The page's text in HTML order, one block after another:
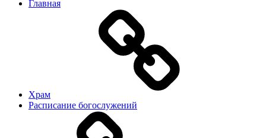
Главная
Храм
Расписание богослужений